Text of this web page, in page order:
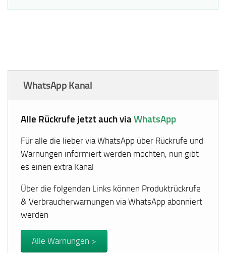
WhatsApp Kanal
Alle Rückrufe jetzt auch viaWhatsApp
Für alle die lieber via WhatsApp über Rückrufe und
Warnungen informiert werden möchten, nun gibt
es einen extra Kanal
Über die folgenden Links können Produktrückrufe
& Verbraucherwarnungen via WhatsApp abonniert
werden
Alle Warnungen >